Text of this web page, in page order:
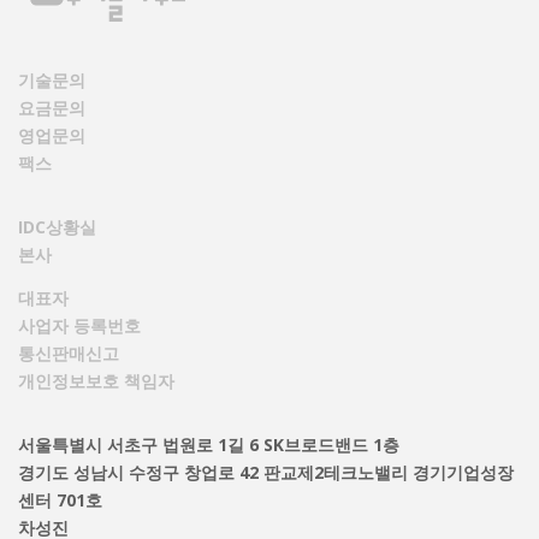
기술문의
요금문의
영업문의
팩스
IDC상황실
본사
대표자
사업자 등록번호
통신판매신고
개인정보보호 책임자
서울특별시 서초구 법원로 1길 6 SK브로드밴드 1층
경기도 성남시 수정구 창업로 42 판교제2테크노밸리 경기기업성장
센터 701호
차성진